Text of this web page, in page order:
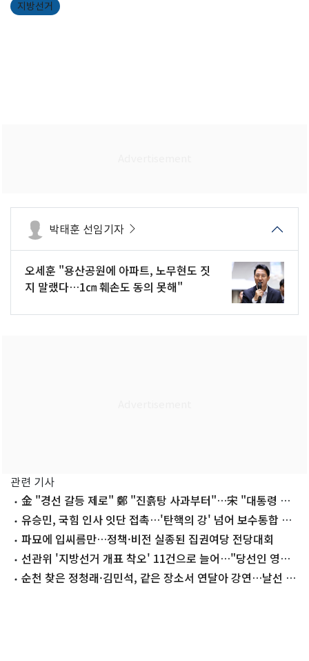
지방선거
박태훈 선임기자
오세훈 "용산공원에 아파트, 노무현도 짓
지 말랬다…1㎝ 훼손도 동의 못해"
관련 기사
金 "경선 갈등 제로" 鄭 "진흙탕 사과부터"…宋 "대통령 지
킬 사람 나"
유승민, 국힘 인사 잇단 접촉…'탄핵의 강' 넘어 보수통합 띄
운다파묘에 입씨름만…정책·비전 실종된 집권여당 전당대회
선관위 '지방선거 개표 착오' 11건으로 늘어…"당선인 영향
없어"
순천 찾은 정청래·김민석, 같은 장소서 연달아 강연…날선 공